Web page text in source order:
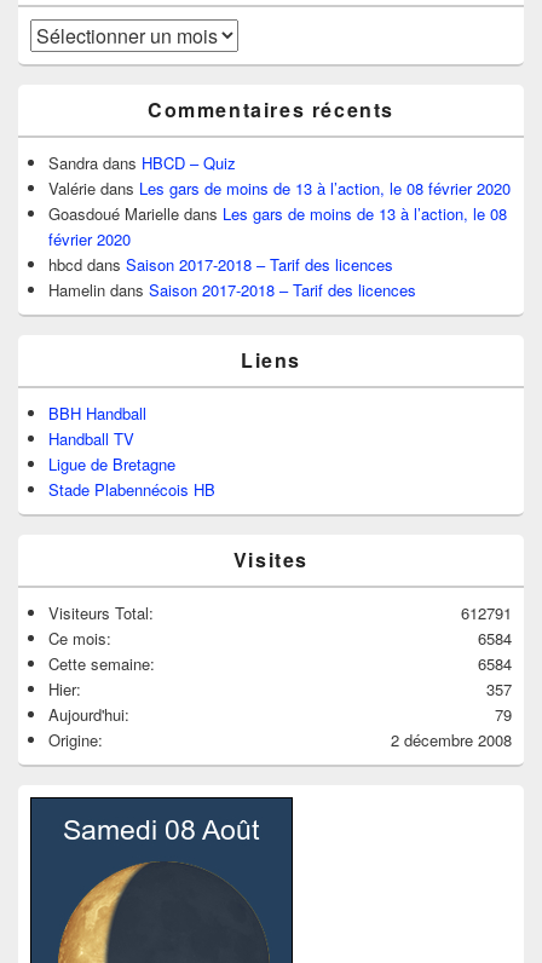
Archives
Commentaires récents
Sandra dans HBCD – Quiz
Valérie dans Les gars de moins de 13 à l’action, le 08 février 2020
Goasdoué Marielle dans Les gars de moins de 13 à l’action, le 08
février 2020
hbcd dans Saison 2017-2018 – Tarif des licences
Hamelin dans Saison 2017-2018 – Tarif des licences
Liens
BBH Handball
Handball TV
Ligue de Bretagne
Stade Plabennécois HB
Visites
612791
Visiteurs Total:
6584
Ce mois:
6584
Cette semaine:
357
Hier:
79
Aujourd'hui:
2 décembre 2008
Origine: